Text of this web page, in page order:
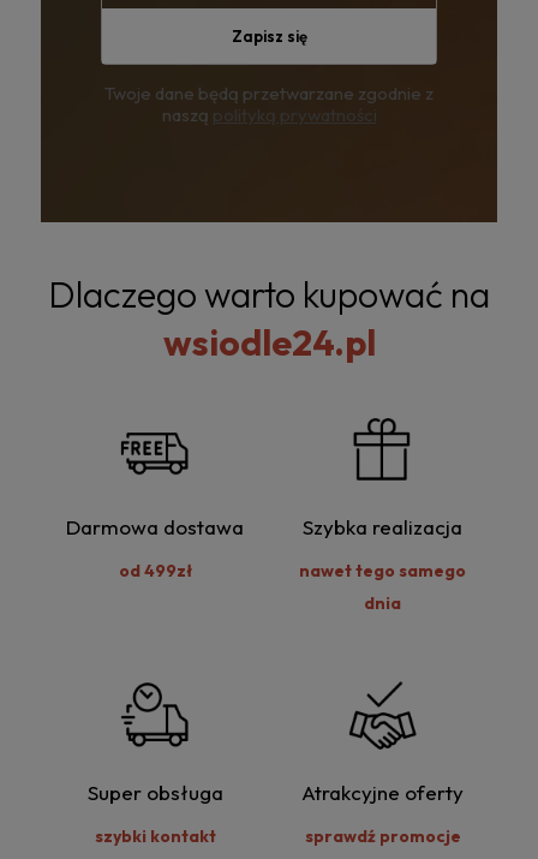
Zapisz się
Twoje dane będą przetwarzane zgodnie z
naszą polityką prywatności
Dlaczego warto kupować na
wsiodle24.pl
Darmowa dostawa
od 499zł
Szybka realizacja
nawet tego samego
dnia
Super obsługa
szybki kontakt
Atrakcyjne oferty
sprawdź promocje